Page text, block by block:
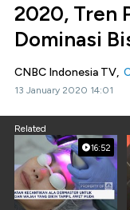
2020, Tren
Dominasi
CNBC Indonesia TV,
13 January 2020 14:01
Related
16:52